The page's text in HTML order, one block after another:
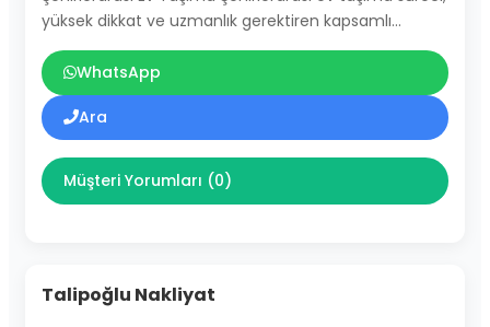
yüksek dikkat ve uzmanlık gerektiren kapsamlı…
WhatsApp
Ara
Müşteri Yorumları (0)
Talipoğlu Nakliyat